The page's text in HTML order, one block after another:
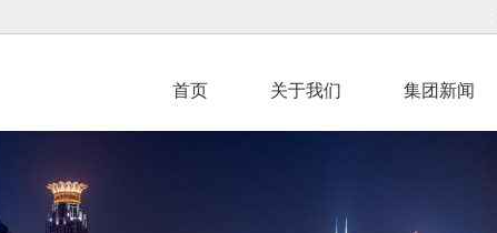
首页 关于我们 集团新闻